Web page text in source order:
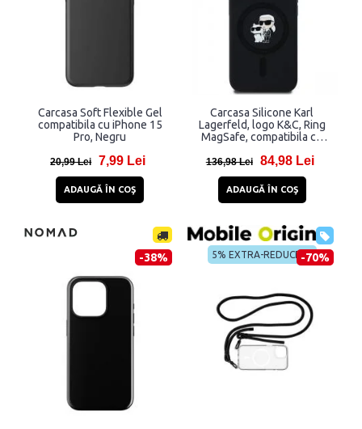
Carcasa Soft Flexible Gel
compatibila cu iPhone 15
Pro, Negru
20,99 Lei 7,99 Lei
ADAUGĂ ÎN COŞ
Carcasa Silicone Karl
Lagerfeld, logo K&C, Ring
MagSafe, compatibila cu
136,98 Lei 84,98 Lei
ADAUGĂ ÎN COŞ
-38% 5% EXTRA-REDUCERE-70%